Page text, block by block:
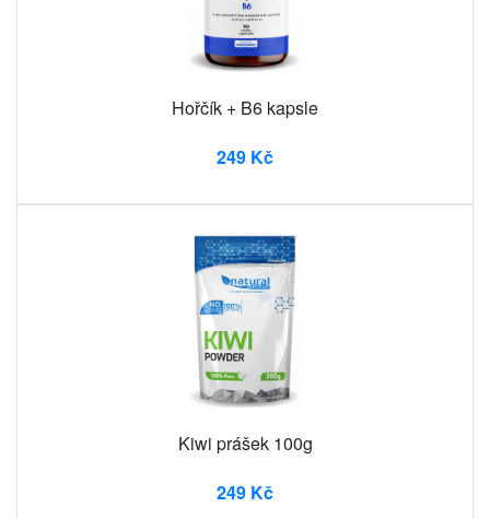
Hořčík + B6 kapsle
249 Kč
Kiwi prášek 100g
249 Kč